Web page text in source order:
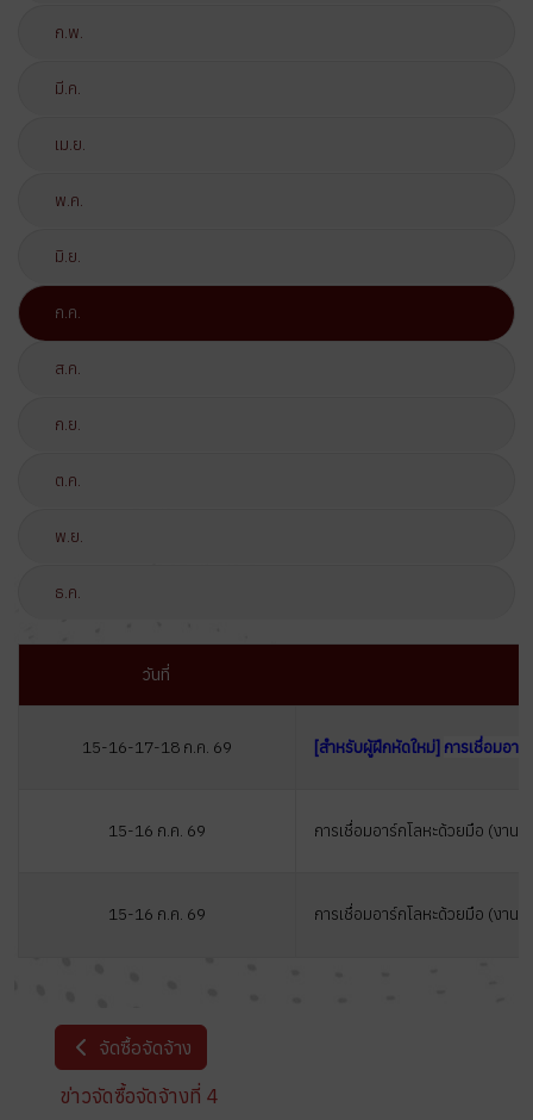
ก.พ.
มี.ค.
เม.ย.
พ.ค.
มิ.ย.
ก.ค.
ส.ค.
ก.ย.
ต.ค.
พ.ย.
ธ.ค.
วันที่
15-16-17-18 ก.ค. 69 [สำหรับผู้ฝึกหัดใหม่] การเชื่อมอา
15-16 ก.ค. 69 การเชื่อมอาร์กโลหะด้วยมือ (งานโ
15-16 ก.ค. 69 การเชื่อมอาร์กโลหะด้วยมือ (งาน
จัดซื้อจัดจ้าง
ข่าวจัดซื้อจัดจ้างที่ 4